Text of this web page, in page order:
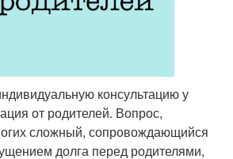
консультацию у
от родителей. Вопрос,
сложный, сопровождающийся
долга перед родителями,